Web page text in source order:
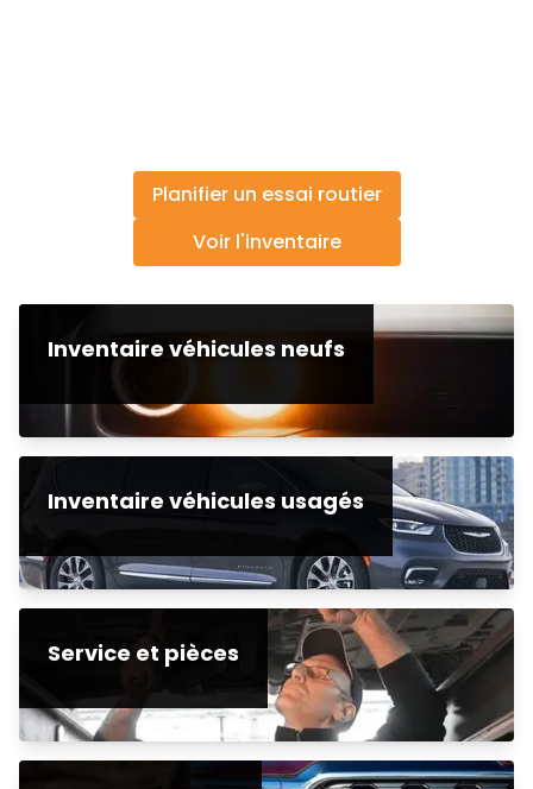
Planifier un essai routier
Voir l'inventaire
Inventaire véhicules neufs
Inventaire véhicules usagés
Service et pièces